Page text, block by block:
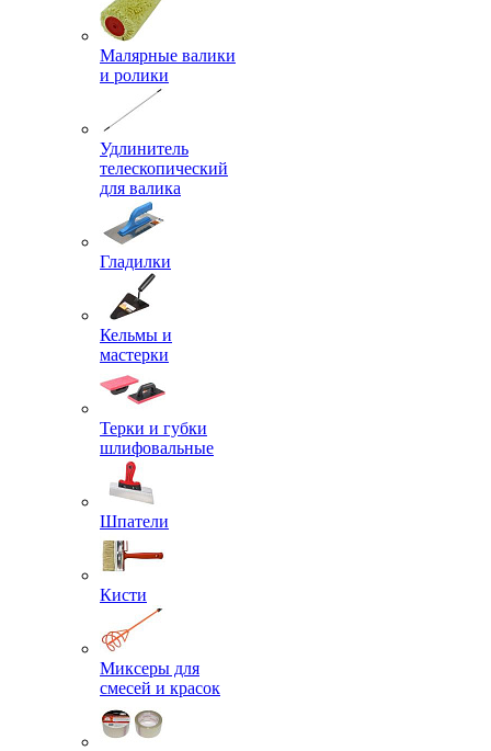
Малярные валики
и ролики
Удлинитель
телескопический
для валика
Гладилки
Кельмы и
мастерки
Терки и губки
шлифовальные
Шпатели
Кисти
Миксеры для
смесей и красок